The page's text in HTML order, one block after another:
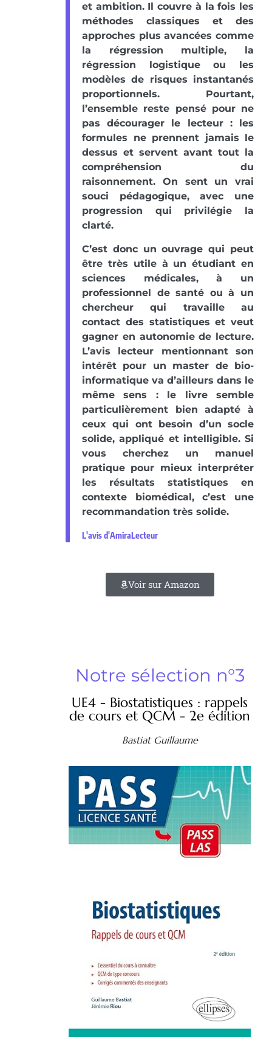
et ambition. Il couvre à la fois les
méthodes classiques et des
approches plus avancées comme
la régression multiple, la
régression logistique ou les
modèles de risques instantanés
proportionnels. Pourtant,
l’ensemble reste pensé pour ne
pas décourager le lecteur : les
formules ne prennent jamais le
dessus et servent avant tout la
compréhension du
raisonnement. On sent un vrai
souci pédagogique, avec une
progression qui privilégie la
clarté.
C’est donc un ouvrage qui peut
être très utile à un étudiant en
sciences médicales, à un
professionnel de santé ou à un
chercheur qui travaille au
contact des statistiques et veut
gagner en autonomie de lecture.
L’avis lecteur mentionnant son
intérêt pour un master de bio-
informatique va d’ailleurs dans le
même sens : le livre semble
particulièrement bien adapté à
ceux qui ont besoin d’un socle
solide, appliqué et intelligible. Si
vous cherchez un manuel
pratique pour mieux interpréter
les résultats statistiques en
contexte biomédical, c’est une
recommandation très solide.
L'avis d'AmiraLecteur
Voir sur Amazon
Notre sélection n°3
UE4 - Biostatistiques : rappels
de cours et QCM - 2e édition
Bastiat Guillaume